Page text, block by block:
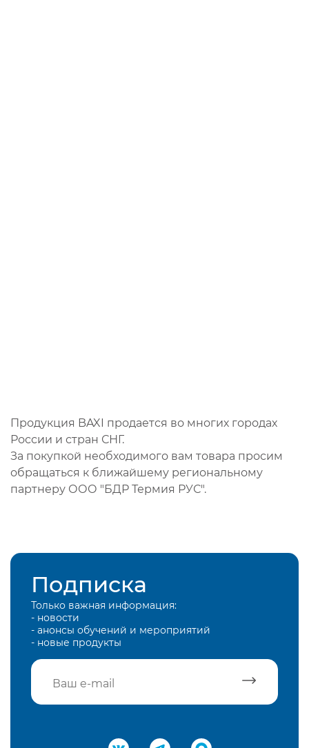
Продукция BAXI продается во многих городах
России и стран СНГ.
За покупкой необходимого вам товара просим
обращаться к ближайшему региональному
партнеру ООО "БДР Термия РУС".
Подписка
Только важная информация:
- новости
- анонсы обучений и мероприятий
- новые продукты